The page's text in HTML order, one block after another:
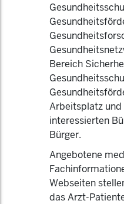
Bereich
Arbeitsplatz und
interessierten
Bürger.
Angebotene
Webseiten
das Arzt-